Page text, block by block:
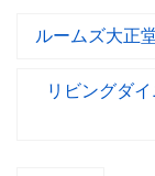
ルームズ大正
リビングダ